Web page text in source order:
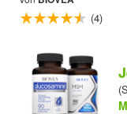
(4)